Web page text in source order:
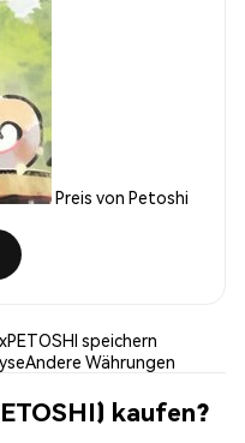
Preis von Petoshi
PETOSHI speichern
Andere Währungen
kaufen?